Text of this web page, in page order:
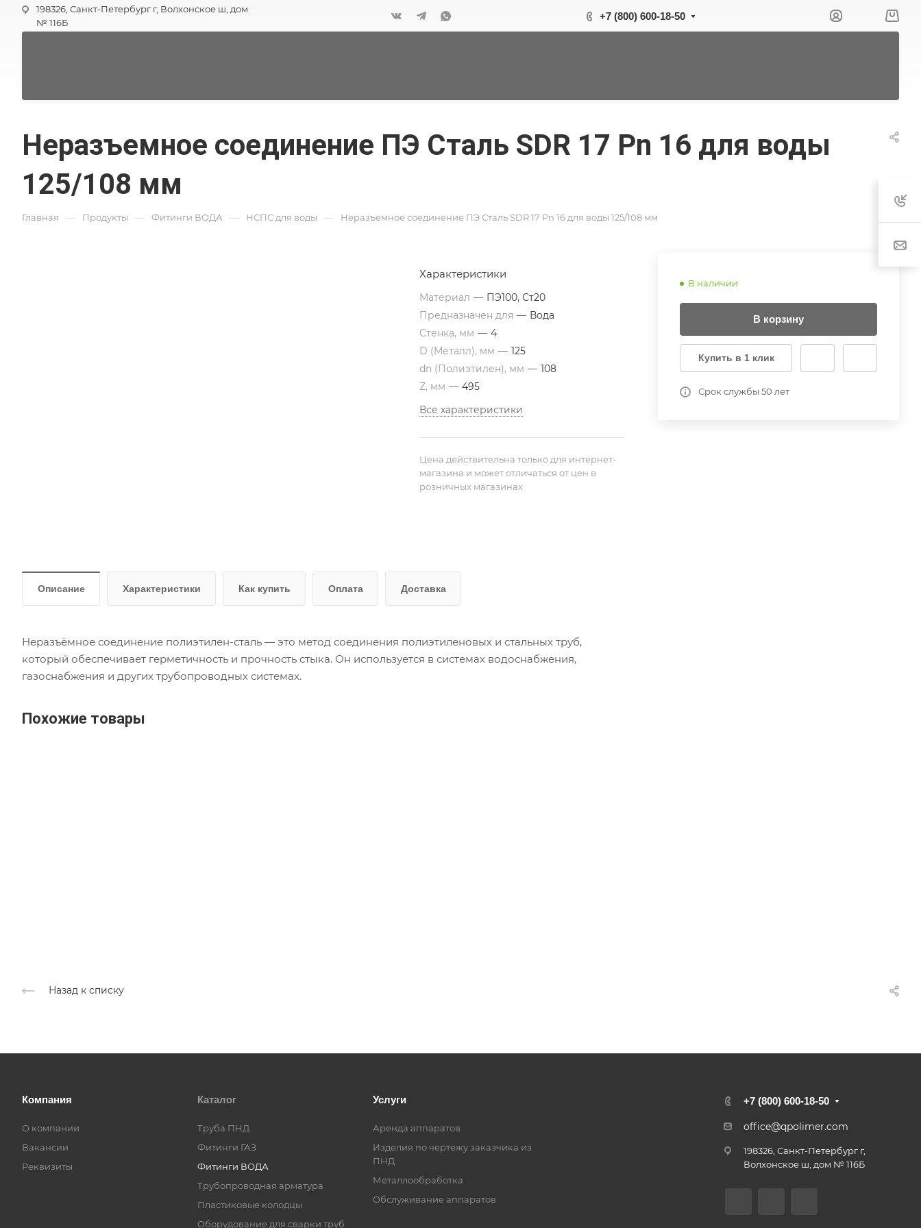
198326, Санкт-Петербург г, Волхонское ш, дом
№ 116Б
+7 (800) 600-18-50
Неразъемное соединение ПЭ Сталь SDR 17 Pn 16 для воды
125/108 мм
Главная — Продукты — Фитинги ВОДА — НСПС для воды — Неразъемное соединение ПЭ Сталь SDR 17 Pn 16 для воды 125/108 мм
В наличии
В корзину
Купить в 1 клик
Срок службы 50 лет
Характеристики
Материал — ПЭ100, Ст20
Предназначен для — Вода
Стенка, мм — 4
D (Металл), мм — 125
dn (Полиэтилен), мм — 108
Z, мм — 495
Все характеристики
Цена действительна только для интернет-
магазина и может отличаться от цен в
розничных магазинах
Описание Характеристики Как купить Оплата Доставка
Неразъёмное соединение полиэтилен-сталь — это метод соединения полиэтиленовых и стальных труб,
который обеспечивает герметичность и прочность стыка. Он используется в системах водоснабжения,
газоснабжения и других трубопроводных системах.
Похожие товары
Назад к списку
Компания
О компании
Вакансии
Реквизиты
Каталог
Труба ПНД
Фитинги ГАЗ
Фитинги ВОДА
Трубопроводная арматура
Пластиковые колодцы
Оборудование для сварки труб
Услуги
Аренда аппаратов
Изделия по чертежу заказчика из
ПНД
Металлообработка
Обслуживание аппаратов
+7 (800) 600-18-50
office@qpolimer.com
198326, Санкт-Петербург г,
Волхонское ш, дом № 116Б